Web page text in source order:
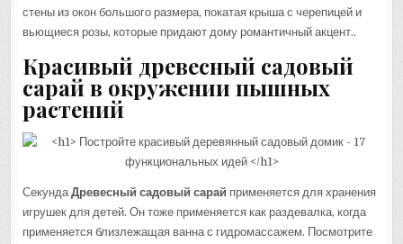
стены из окон большого размера, покатая крыша с черепицей и
вьющиеся розы, которые придают дому романтичный акцент..
Красивый древесный садовый
сарай в окружении пышных
растений
СекундаДревесный садовый сарай применяется для хранения
игрушек для детей. Он тоже применяется как раздевалка, когда
применяется близлежащая ванна с гидромассажем. Посмотрите